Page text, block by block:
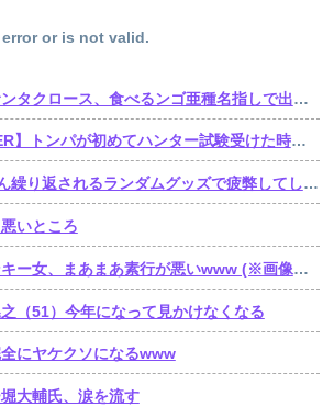
or is not valid.
【悲報】ヴジョーサンタクロース、食べるンゴ亜種名指しで出禁されてた
【HUNTER×HUNTER】トンパが初めてハンター試験受けた時ってゴンより若かったんだね
【悲報】学マスPさん繰り返されるランダムグッズで疲弊してしまう
いところ
【衝撃】昭和のヤンキー女、まあまあ素行が悪いwww (※画像あり)
（51）今年になって見かけなくなる
全にヤケクソになるwww
大輔氏、涙を流す